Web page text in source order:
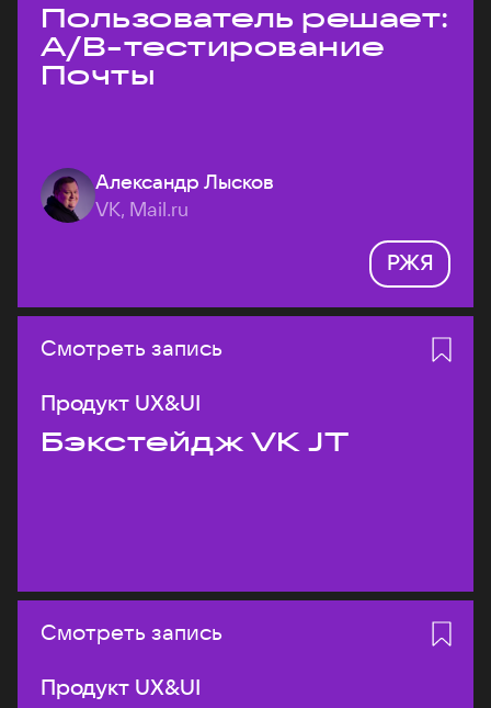
Пользователь решает:
A/B-тестирование
Почты
Александр Лысков
VK, Mail.ru
РЖЯ
Смотреть запись
Продукт UX&UI
Бэкстейдж VK JT
Смотреть запись
Продукт UX&UI